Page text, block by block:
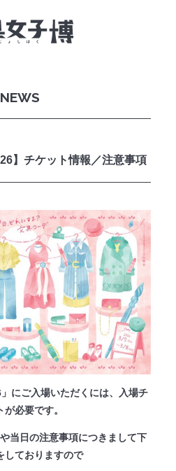
女子博とは
NEWS
デアコンペ
レポート
法人のみなさまへ
NEWS
】チケット情報／注意事項
にご入場いただくには、入場チ
が必要です。
当日の注意事項につきまして下
しておりますので